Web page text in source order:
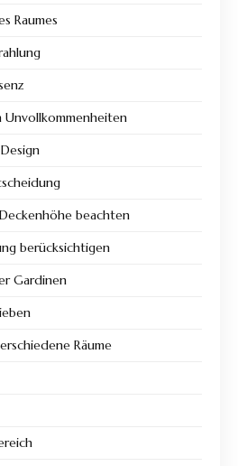
Raumes
Unvollkommenheiten
beachten
berücksichtigen
Gardinen
Räume